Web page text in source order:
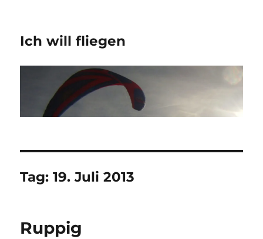
Ich will fliegen
Tag:19. Juli 2013
Ruppig